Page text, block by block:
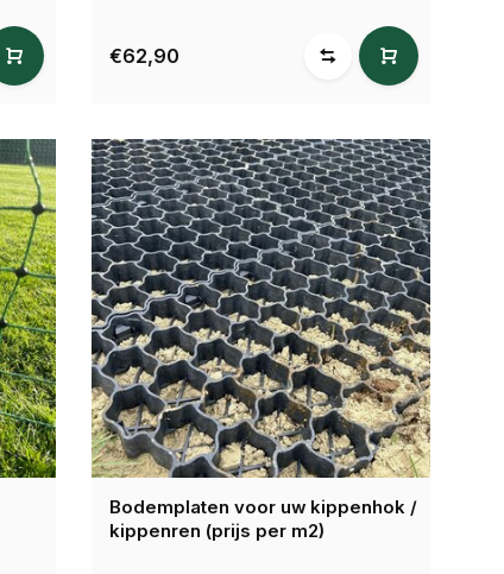
€62,90
Bodemplaten voor uw kippenhok /
kippenren (prijs per m2)